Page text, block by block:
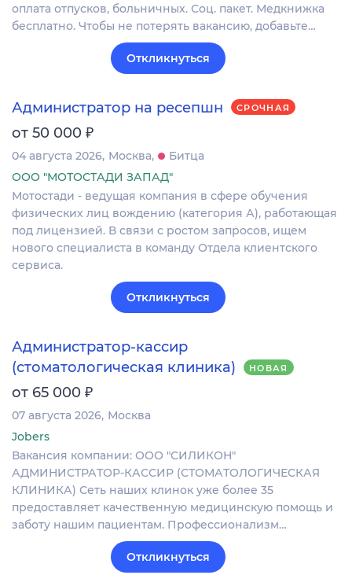
оплата отпусков, больничных. Соц. пакет. Медкнижка
бесплатно. Чтобы не потерять вакансию, добавьте…
Откликнуться
Администратор на ресепшн СРОЧНАЯ
от 50 000 ₽
04 августа 2026 Москва
Битца
ООО "МОТОСТАДИ ЗАПАД"
Мотостади - ведущая компания в сфере обучения
физических лиц вождению (категория А), работающая
под лицензией. В связи с ростом запросов, ищем
нового специалиста в команду Отдела клиентского
сервиса.
Откликнуться
Администратор-кассир
(стоматологическая клиника)
НОВАЯ
от 65 000 ₽
07 августа 2026 Москва
Jobers
Вакансия компании: ООО "СИЛИКОН"
АДМИНИСТРАТОР-КАССИР (СТОМАТОЛОГИЧЕСКАЯ
КЛИНИКА) Сеть наших клинок уже более 35
предоставляет качественную медицинскую помощь и
заботу нашим пациентам. Профессионализм…
Откликнуться